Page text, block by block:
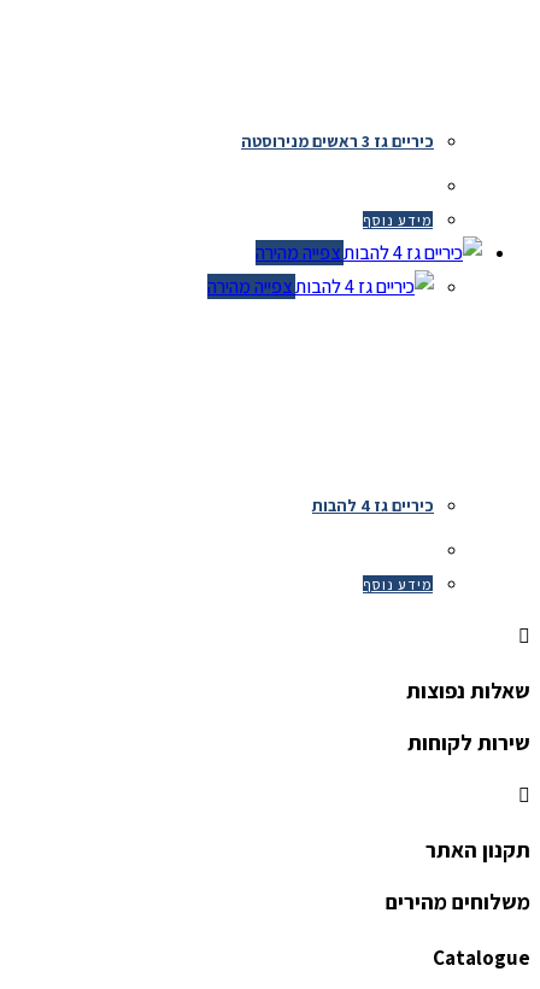
כיריים גז 3 ראשים מנירוסטה
מידע נוסף
צפייה מהירה
צפייה מהירה
כיריים גז 4 להבות
מידע נוסף
שאלות נפוצות
שירות לקוחות
תקנון האתר
משלוחים מהירים
Catalogue